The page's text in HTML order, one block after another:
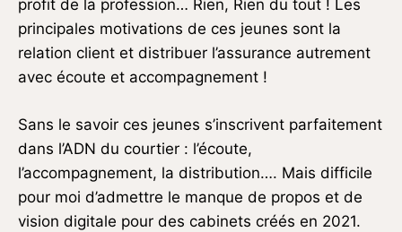
profit de la profession… Rien, Rien du tout ! Les
principales motivations de ces jeunes sont la
relation client et distribuer l’assurance autrement
avec écoute et accompagnement !
Sans le savoir ces jeunes s’inscrivent parfaitement
dans l’ADN du courtier : l’écoute,
l’accompagnement, la distribution…. Mais difficile
pour moi d’admettre le manque de propos et de
vision digitale pour des cabinets créés en 2021.